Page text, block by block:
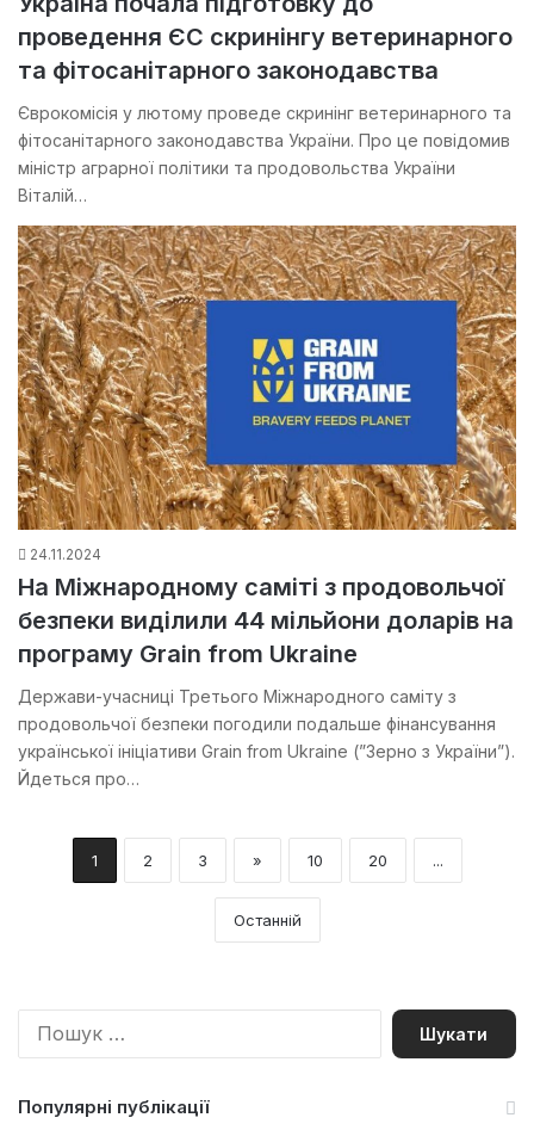
проведення ЄС скринінгу ветеринарного
та фітосанітарного законодавства
Єврокомісія у лютому проведе скринінг ветеринарного та
фітосанітарного законодавства України. Про це повідомив
міністр аграрної політики та продовольства України
Віталій…
24.11.2024
На Міжнародному саміті з продовольчої
безпеки виділили 44 мільйони доларів на
програму Grain from Ukraine
Держави-учасниці Третього Міжнародного саміту з
продовольчої безпеки погодили подальше фінансування
української ініціативи Grain from Ukraine (”Зерно з України”).
Йдеться про…
1 2 3 » 10 20 ...
Останній
П
Популярні публікації